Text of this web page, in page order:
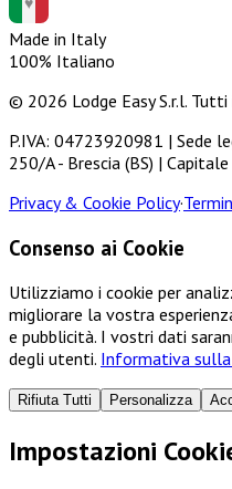
Made in Italy
100% Italiano
© 2026 Lodge Easy S.r.l.
P.IVA: 04723920981 | Sede
250/A - Brescia (BS) |
Privacy & Cookie Policy·
Consenso ai Cookie
Utilizziamo i cookie per
migliorare la vostra
e pubblicità. I vostri dati
degli utenti. Informativa sulla
Rifiuta Tutti Personalizza
Impostazioni